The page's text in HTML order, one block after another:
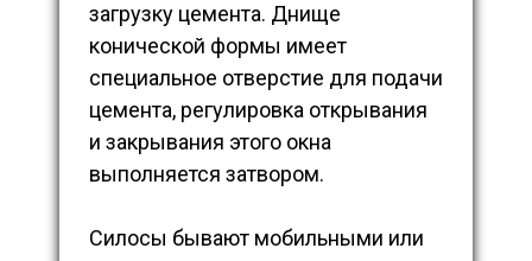
загрузку цемента. Днище
конической формы имеет
специальное отверстие для подачи
цемента, регулировка открывания
и закрывания этого окна
выполняется затвором.
Силосы бывают мобильными или